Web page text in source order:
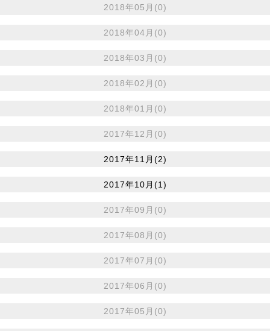
2018年05月(0)
2018年04月(0)
2018年03月(0)
2018年02月(0)
2018年01月(0)
2017年12月(0)
2017年11月(2)
2017年10月(1)
2017年09月(0)
2017年08月(0)
2017年07月(0)
2017年06月(0)
2017年05月(0)